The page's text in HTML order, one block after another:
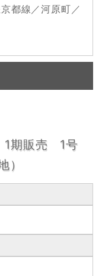
京都線／河原町／
1期販売 1号